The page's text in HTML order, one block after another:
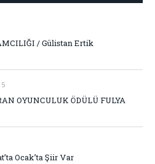
/ Gülistan Ertik
OYUNCULUK ÖDÜLÜ FULYA
Ocak’ta Şiir Var